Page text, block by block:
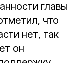
главы
что
нет, так
он